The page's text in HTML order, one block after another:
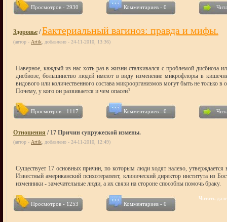
Просмотров - 2930 Комментариев - 0
Здоровье /Бактериальный вагиноз: правда и мифы.
(автор - Artik , добавлено - 24-11-2010, 13:36)
Наверное, каждый из нас хоть раз в жизни сталкивался с проблемой дисбиоза
дисбиозе, большинство людей имеют в виду изменение микрофлоры в
видового или количественного состава микроорганизмов могут быть не только
Почему, у кого он развивается и чем опасен?
Просмотров - 1117 Комментариев - 0
Отношения / 17 Причин супружеской измены.
(автор - Artik , добавлено - 24-11-2010, 12:49)
Существует 17 основных причин, по которым люди ходят налево,
Известный американский психотерапевт, клинический директор института из
изменники - замечательные люди, а их связи на стороне способны помочь браку.
Просмотров - 1253 Комментариев - 0
Читать